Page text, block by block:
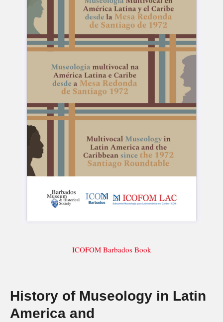
ICOFOM Barbados Book
History of Museology in Latin
America and